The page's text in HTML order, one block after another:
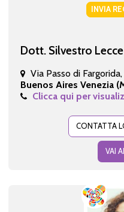
INVIA
Dott. Silvestro Lecce
Via Passo di
Buenos Aires Venezia
Clicca qui per
CONTATTA
VAI